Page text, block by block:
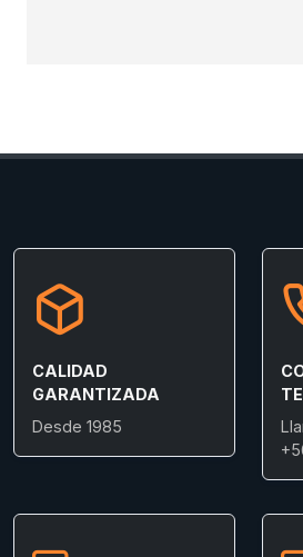
CALIDAD
GARANTIZADA
Desde 1985